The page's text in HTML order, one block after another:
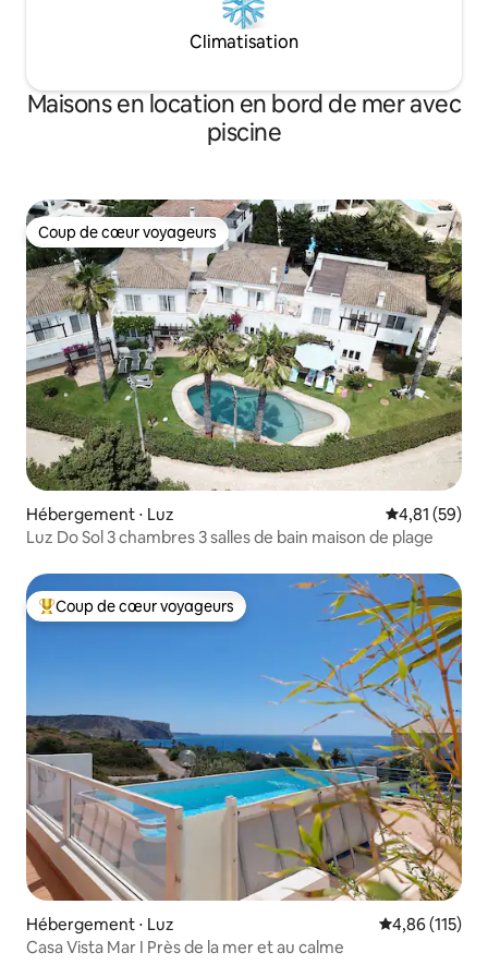
Climatisation
Maisons en location en bord de mer avec
piscine
Coup de cœur voyageurs
Coup de cœur voyageurs
Hébergement ⋅ Luz Évaluation
4,81 (59)
Luz Do Sol 3 chambres 3 salles de bain maison de plage
Coups de cœur voyageurs les plus appréciés
Coup de cœur voyageurs
Hébergement ⋅ Luz Évaluation
4,86 (115)
Casa Vista Mar I Près de la mer et au calme